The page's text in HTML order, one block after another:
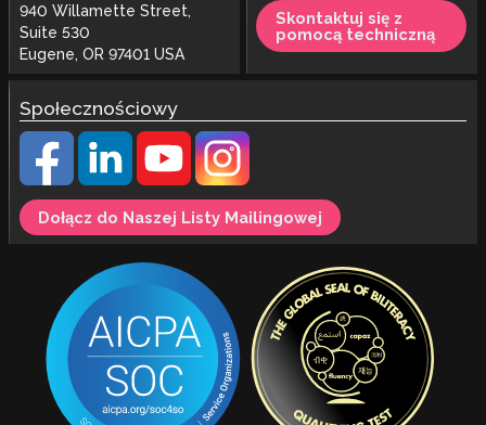
940 Willamette Street,
Suite 530
Eugene, OR 97401 USA
Skontaktuj się z
pomocą techniczną
Społecznościowy
Dołącz do Naszej Listy Mailingowej